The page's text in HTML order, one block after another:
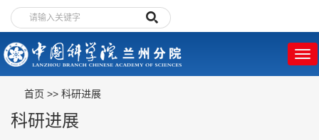
首页 >> 科研进展
科研进展